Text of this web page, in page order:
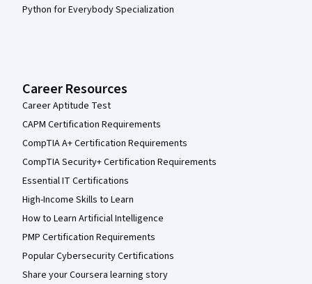
Python for Everybody Specialization
Career Resources
Career Aptitude Test
CAPM Certification Requirements
CompTIA A+ Certification Requirements
CompTIA Security+ Certification Requirements
Essential IT Certifications
High-Income Skills to Learn
How to Learn Artificial Intelligence
PMP Certification Requirements
Popular Cybersecurity Certifications
Share your Coursera learning story